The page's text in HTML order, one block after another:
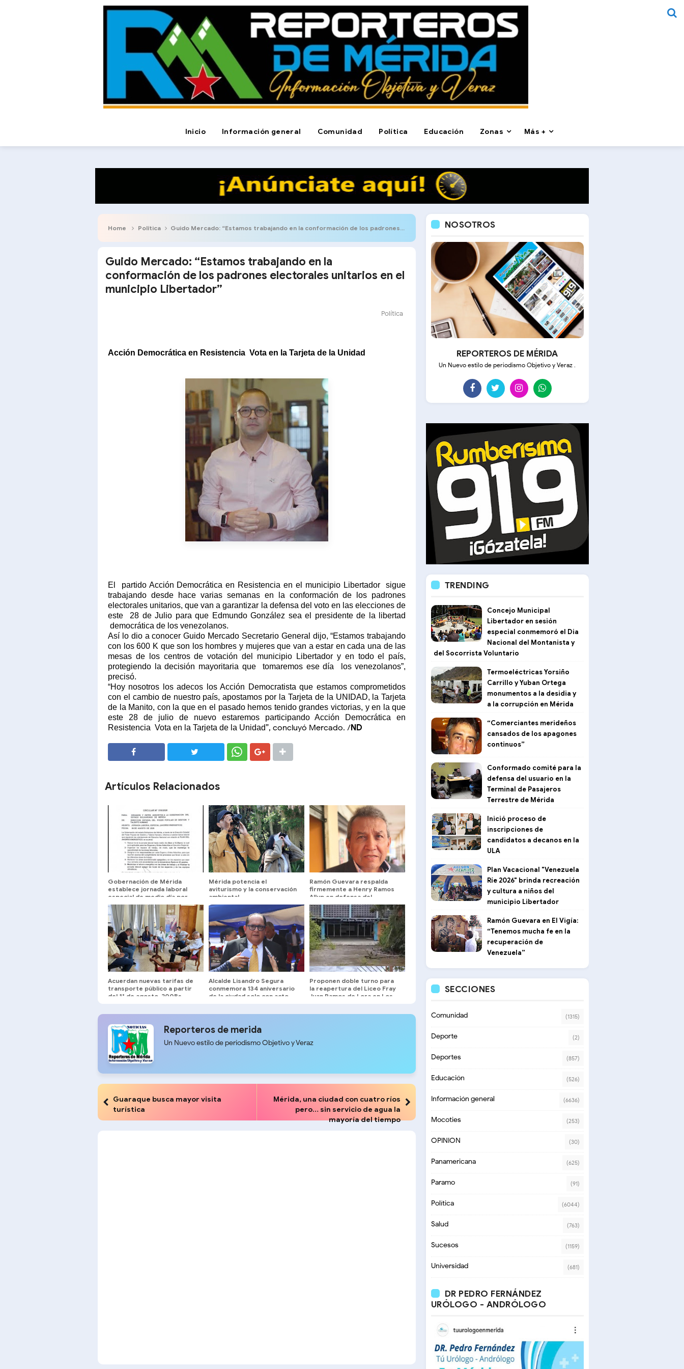
Inicio Información general Comunidad Política Educación Zonas Más +
Home Política Guido Mercado: “Estamos trabajando en la conformación de los padrones electorales unitarios en el municipio Libertador”
Guido Mercado: “Estamos trabajando en la
conformación de los padrones electorales unitarios en el
municipio Libertador”
Política
Acción Democrática en Resistencia Vota en la Tarjeta de la Unidad
El partido Acción Democrática en Resistencia en el municipio Libertador
sigue
trabajando desde hace varias semanas en la conformación de los padrones
electorales unitarios, que van a garantizar la defensa del voto en las elecciones de
este
28 de Julio para que Edmundo González sea el presidente de la libertad
democrática de los venezolanos.
Así lo dio a conocer Guido Mercado Secretario General dijo, “Estamos trabajando
con los 600 K que son los hombres y mujeres que van a estar en cada una de las
mesas de los centros de votación del municipio Libertador y en todo el país,
protegiendo la decisión mayoritaria que
tomaremos ese día
los venezolanos”,
precisó.
“Hoy nosotros los adecos los Acción Democratista que estamos comprometidos
con el cambio de nuestro país, apostamos por la Tarjeta de la UNIDAD, la Tarjeta
de la Manito, con la que en el pasado hemos tenido grandes victorias, y en la que
este 28 de julio de nuevo estaremos participando Acción Democrática en
Resistencia Vota en la Tarjeta de la Unidad”, concluyó Mercado. /ND
Artículos Relacionados
Gobernación de Mérida
establece jornada laboral
especial de medio día por
Plan de Ahorro Energético
Mérida potencia el
aviturismo y la conservación
ambiental
Ramón Guevara respalda
firmemente a Henry Ramos
Allup en defensa del
liderazgo de María Corina
Machado
Acuerdan nuevas tarifas de
transporte público a partir
del 1° de agosto, 200Bs
Alcalde Lisandro Segura
conmemora 134 aniversario
de la ciudad solo con acto
Proponen doble turno para
la reapertura del Liceo Fray
Juan Ramos de Lora en Los
Reporteros de merida
Un Nuevo estilo de periodismo Objetivo y Veraz
Guaraque busca mayor visita
turística
Mérida, una ciudad con cuatro ríos
pero… sin servicio de agua la
mayoría del tiempo
NOSOTROS
REPORTEROS DE MÉRIDA
Un Nuevo estilo de periodismo Objetivo y Veraz .
TRENDING
Concejo Municipal
Libertador en sesión
especial conmemoró el Dia
Nacional del Montanista y
del Socorrista Voluntario
Termoeléctricas Yorsiño
Carrillo y Yuban Ortega
monumentos a la desidia y
a la corrupción en Mérida
“Comerciantes merideños
cansados de los apagones
continuos”
Conformado comité para la
defensa del usuario en la
Terminal de Pasajeros
Terrestre de Mérida
Inició proceso de
inscripciones de
candidatos a decanos en la
ULA
Plan Vacacional "Venezuela
Ríe 2026" brinda recreación
y cultura a niños del
municipio Libertador
Ramón Guevara en El Vigía:
“Tenemos mucha fe en la
recuperación de
Venezuela”
SECCIONES
Comunidad (1315)
Deporte (2)
Deportes (857)
Educación (526)
Información general (6636)
Mocoties (253)
OPINION (30)
Panamericana (625)
Paramo (91)
Política (6044)
Salud (763)
Sucesos (1159)
Universidad (681)
DR PEDRO FERNÁNDEZ
URÓLOGO - ANDRÓLOGO